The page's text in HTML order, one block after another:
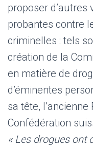
proposer d’autres
probantes contre
criminelles : tels
création de la
en matière de
d’éminentes
sa tête,
Confédération
« Les drogues ont